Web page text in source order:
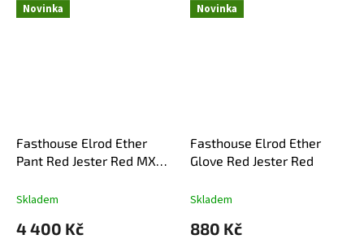
Novinka
Fasthouse Elrod Ether
Pant Red Jester Red MX
Skladem
4 400 Kč
Novinka
Fasthouse Elrod Ether
Glove Red Jester Red
Skladem
880 Kč